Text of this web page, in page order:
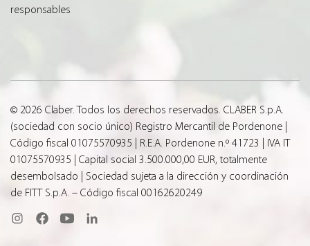
responsables
© 2026 Claber. Todos los derechos reservados. CLABER S.p.A.
(sociedad con socio único) Registro Mercantil de Pordenone |
Código fiscal 01075570935 | R.E.A. Pordenone n.º 41723 | IVA IT
01075570935 | Capital social 3.500.000,00 EUR, totalmente
desembolsado | Sociedad sujeta a la dirección y coordinación
de FITT S.p.A. – Código fiscal 00162620249